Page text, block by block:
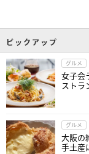
ピックアップ
グルメ
女子会
ストラ
グルメ
大阪の
手土産